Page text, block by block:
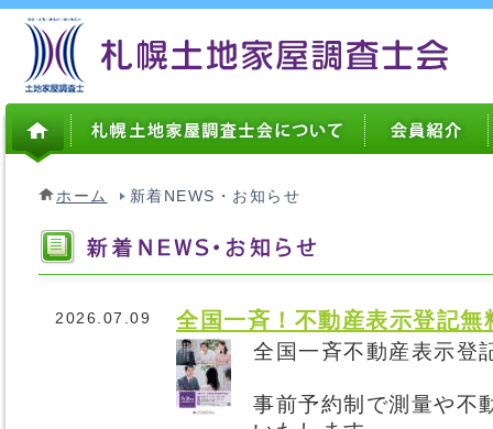
ホーム 新着NEWS・お知らせ
2026.07.09 全国一斉！不動産表示登記
全国一斉不動産表示登
事前予約制で測量や不